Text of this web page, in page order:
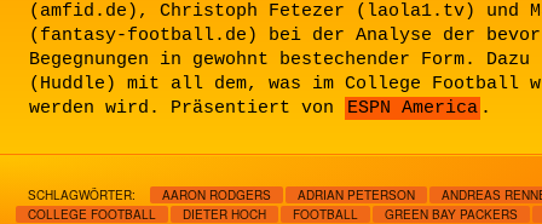
(amfid.de), Christoph Fetezer (laola1.tv) und
(fantasy-football.de) bei der Analyse der
Begegnungen in gewohnt bestechender Form.
(Huddle) mit all dem, was im College Football
werden wird. Präsentiert von
ESPN America .
SCHLAGWÖRTER: AARON RODGERS ADRIAN PETERSON
ANDREAS
COLLEGE FOOTBALL
DIETER HOCH FOOTBALL
GREEN BAY PACKERS